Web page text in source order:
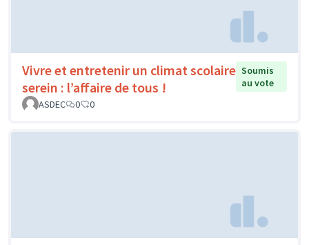
Vivre et entretenir un climat scolaire
serein : l’affaire de tous !
Soumis
au vote
ASDEC
0 0